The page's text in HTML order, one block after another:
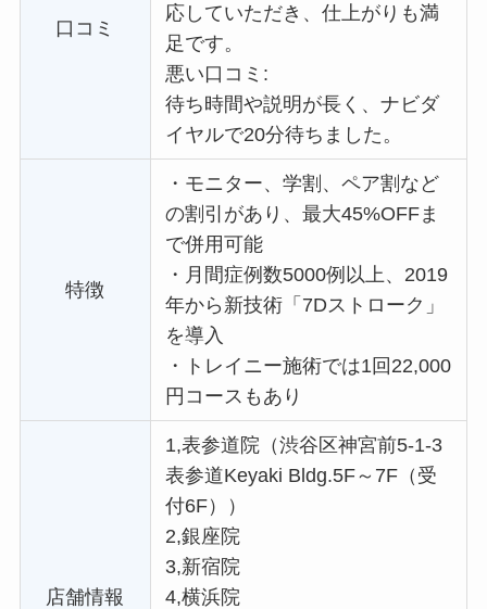
口コミ
応していただき、仕上がりも満
足です。
悪い口コミ:
待ち時間や説明が長く、ナビダ
イヤルで20分待ちました。
特徴
・ モニター、学割、ペア割など
の割引があり、最大45%OFFま
で併用可能
・ 月間症例数5000例以上、2019
年から新技術「7Dストローク」
を導入
・
トレイニー施術では1回22,000
円コースもあり
店舗情報
1,表参道院（渋谷区神宮前5-1-3
表参道Keyaki Bldg.5F～7F（受
付6F））
2,銀座院
3,新宿院
4,横浜院